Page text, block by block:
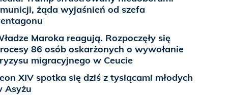
żąda wyjaśnień od szefa
Maroka reagują. Rozpoczęły się
86 osób oskarżonych o wywołanie
migracyjnego w Ceucie
XIV spotka się dziś z tysiącami młodych
Asyżu